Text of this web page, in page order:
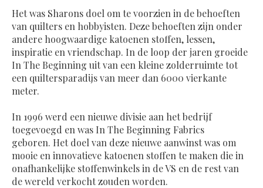
Het was Sharons doel om te voorzien in de behoeften
van quilters en hobbyisten. Deze behoeften zijn onder
andere hoogwaardige katoenen stoffen, lessen,
inspiratie en vriendschap. In de loop der jaren groeide
In The Beginning uit van een kleine zolderruimte tot
een quiltersparadijs van meer dan 6000 vierkante
meter.
In 1996 werd een nieuwe divisie aan het bedrijf
toegevoegd en was In The Beginning Fabrics
geboren. Het doel van deze nieuwe aanwinst was om
mooie en innovatieve katoenen stoffen te maken die in
onafhankelijke stoffenwinkels in de VS en de rest van
de wereld verkocht zouden worden.